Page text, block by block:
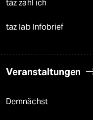
taz zahl ich
taz lab Infobrief
Veranstaltungen
Demnächst